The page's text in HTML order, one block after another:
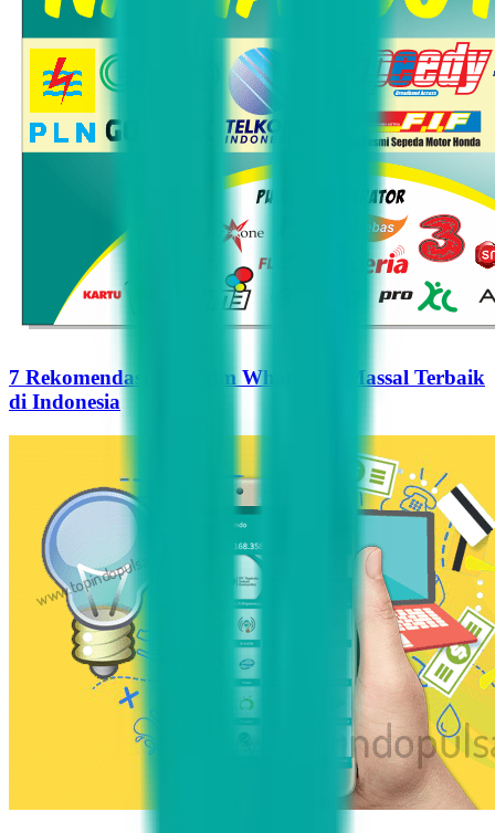
7 Rekomendasi Pengirim WhatsApp Massal Terbaik
di Indonesia